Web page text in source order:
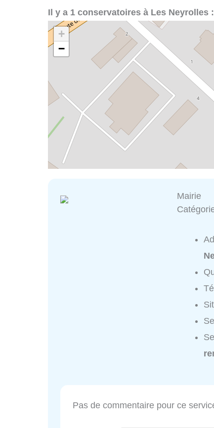
Il y a 1 conservatoires à Les Neyrolles :
+
−
Mairie
Pas de commentaire pour ce